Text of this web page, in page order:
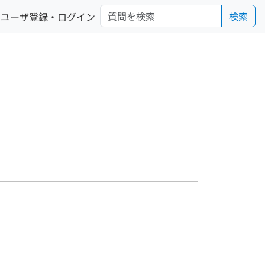
ユーザ登録・ログイン 検索